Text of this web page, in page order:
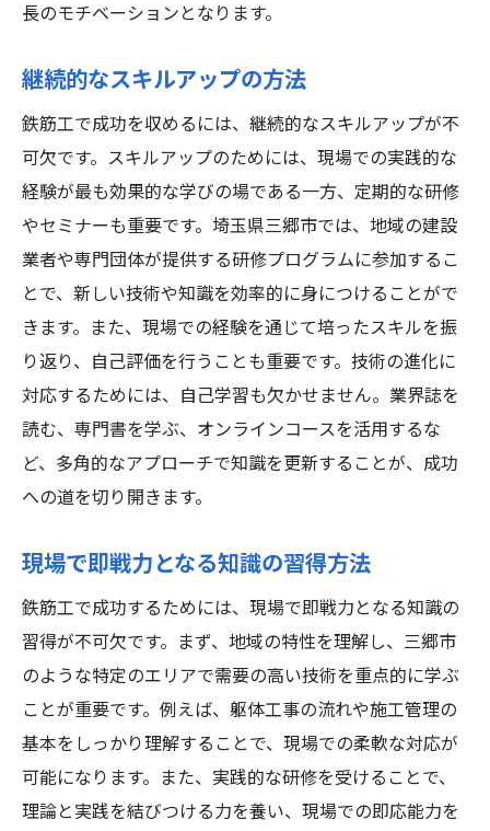
長のモチベーションとなります。
継続的なスキルアップの方法
鉄筋工で成功を収めるには、継続的なスキルアップが不
可欠です。スキルアップのためには、現場での実践的な
経験が最も効果的な学びの場である一方、定期的な研修
やセミナーも重要です。埼玉県三郷市では、地域の建設
業者や専門団体が提供する研修プログラムに参加するこ
とで、新しい技術や知識を効率的に身につけることがで
きます。また、現場での経験を通じて培ったスキルを振
り返り、自己評価を行うことも重要です。技術の進化に
対応するためには、自己学習も欠かせません。業界誌を
読む、専門書を学ぶ、オンラインコースを活用するな
ど、多角的なアプローチで知識を更新することが、成功
への道を切り開きます。
現場で即戦力となる知識の習得方法
鉄筋工で成功するためには、現場で即戦力となる知識の
習得が不可欠です。まず、地域の特性を理解し、三郷市
のような特定のエリアで需要の高い技術を重点的に学ぶ
ことが重要です。例えば、躯体工事の流れや施工管理の
基本をしっかり理解することで、現場での柔軟な対応が
可能になります。また、実践的な研修を受けることで、
理論と実践を結びつける力を養い、現場での即応能力を